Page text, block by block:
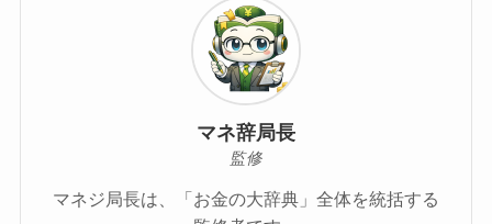
マネ辞局長
監修
マネジ局長は、「お金の大辞典」全体を統括する